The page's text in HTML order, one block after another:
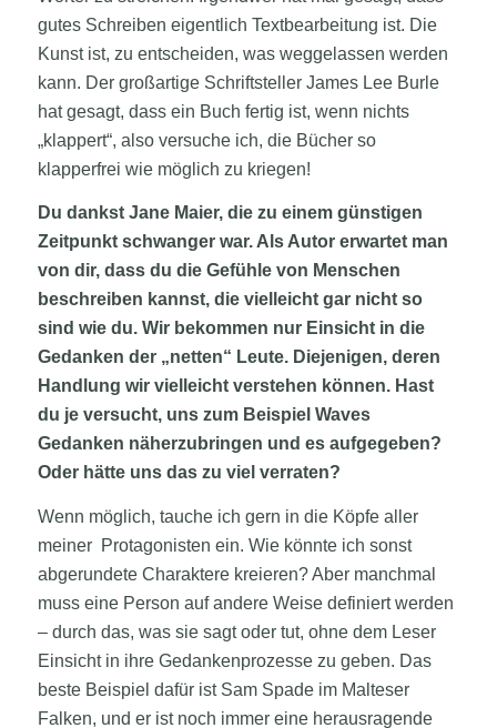
gutes Schreiben eigentlich Textbearbeitung ist. Die
Kunst ist, zu entscheiden, was weggelassen werden
kann. Der großartige Schriftsteller James Lee Burle
hat gesagt, dass ein Buch fertig ist, wenn nichts
„klappert“, also versuche ich, die Bücher so
klapperfrei wie möglich zu kriegen!
Du dankst Jane Maier, die zu einem günstigen
Zeitpunkt schwanger war. Als Autor erwartet man
von dir, dass du die Gefühle von Menschen
beschreiben kannst, die vielleicht gar nicht so
sind wie du. Wir bekommen nur Einsicht in die
Gedanken der „netten“ Leute. Diejenigen, deren
Handlung wir vielleicht verstehen können. Hast
du je versucht, uns zum Beispiel Waves
Gedanken näherzubringen und es aufgegeben?
Oder hätte uns das zu viel verraten?
Wenn möglich, tauche ich gern in die Köpfe aller
meiner Protagonisten ein. Wie könnte ich sonst
abgerundete Charaktere kreieren? Aber manchmal
muss eine Person auf andere Weise definiert werden
– durch das, was sie sagt oder tut, ohne dem Leser
Einsicht in ihre Gedankenprozesse zu geben. Das
beste Beispiel dafür ist Sam Spade im Malteser
Falken, und er ist noch immer eine herausragende